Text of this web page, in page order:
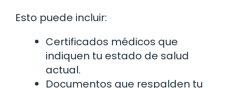
Esto puede incluir:
Certificados médicos que
indiquen tu estado de salud
actual.
Documentos que respalden tu